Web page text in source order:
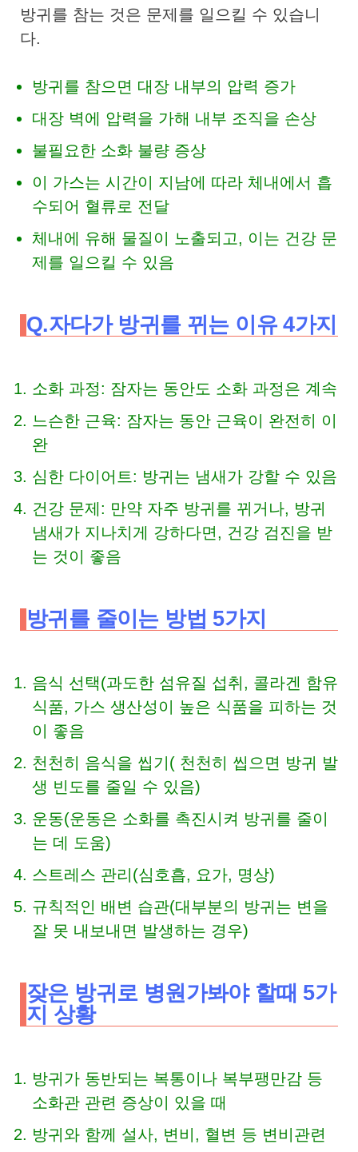
방귀를 참는 것은 문제를 일으킬 수 있습니
다.
방귀를 참으면 대장 내부의 압력 증가
대장 벽에 압력을 가해 내부 조직을 손상
불필요한 소화 불량 증상
이 가스는 시간이 지남에 따라 체내에서 흡
수되어 혈류로 전달
체내에 유해 물질이 노출되고, 이는 건강 문
제를 일으킬 수 있음
Q.자다가 방귀를 뀌는 이유 4가지
소화 과정: 잠자는 동안도 소화 과정은 계속
느슨한 근육: 잠자는 동안 근육이 완전히 이
완
심한 다이어트: 방귀는 냄새가 강할 수 있음
건강 문제: 만약 자주 방귀를 뀌거나, 방귀
냄새가 지나치게 강하다면, 건강 검진을 받
는 것이 좋음
방귀를 줄이는 방법 5가지
음식 선택(과도한 섬유질 섭취, 콜라겐 함유
식품, 가스 생산성이 높은 식품을 피하는 것
이 좋음
천천히 음식을 씹기( 천천히 씹으면 방귀 발
생 빈도를 줄일 수 있음)
운동(운동은 소화를 촉진시켜 방귀를 줄이
는 데 도움)
스트레스 관리(심호흡, 요가, 명상)
규칙적인 배변 습관(대부분의 방귀는 변을
잘 못 내보내면 발생하는 경우)
잦은 방귀로 병원가봐야 할때 5가
지 상황
방귀가 동반되는 복통이나 복부팽만감 등
소화관 관련 증상이 있을 때
방귀와 함께 설사, 변비, 혈변 등 변비관련